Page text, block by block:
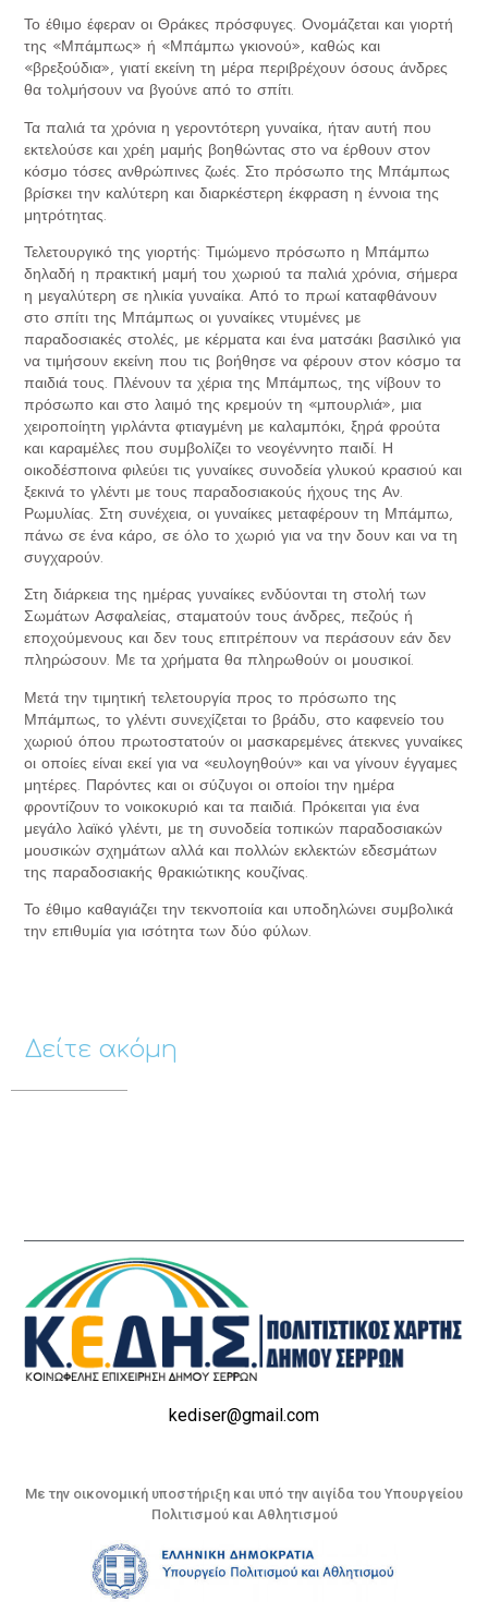
Το έθιμο έφεραν οι Θράκες πρόσφυγες. Ονομάζεται και γιορτή
της «Μπάμπως» ή «Μπάμπω γκιονού», καθώς και
«βρεξούδια», γιατί εκείνη τη μέρα περιβρέχουν όσους άνδρες
θα τολμήσουν να βγούνε από το σπίτι.
Τα παλιά τα χρόνια η γεροντότερη γυναίκα, ήταν αυτή που
εκτελούσε και χρέη μαμής βοηθώντας στο να έρθουν στον
κόσμο τόσες ανθρώπινες ζωές. Στο πρόσωπο της Μπάμπως
βρίσκει την καλύτερη και διαρκέστερη έκφραση η έννοια της
μητρότητας.
Τελετουργικό της γιορτής: Τιμώμενο πρόσωπο η Μπάμπω
δηλαδή η πρακτική μαμή του χωριού τα παλιά χρόνια, σήμερα
η μεγαλύτερη σε ηλικία γυναίκα. Από το πρωί καταφθάνουν
στο σπίτι της Μπάμπως οι γυναίκες ντυμένες με
παραδοσιακές στολές, με κέρματα και ένα ματσάκι βασιλικό για
να τιμήσουν εκείνη που τις βοήθησε να φέρουν στον κόσμο τα
παιδιά τους. Πλένουν τα χέρια της Μπάμπως, της νίβουν το
πρόσωπο και στο λαιμό της κρεμούν τη «μπουρλιά», μια
χειροποίητη γιρλάντα φτιαγμένη με καλαμπόκι, ξηρά φρούτα
και καραμέλες που συμβολίζει το νεογέννητο παιδί. Η
οικοδέσποινα φιλεύει τις γυναίκες συνοδεία γλυκού κρασιού και
ξεκινά το γλέντι με τους παραδοσιακούς ήχους της Αν.
Ρωμυλίας. Στη συνέχεια, οι γυναίκες μεταφέρουν τη Μπάμπω,
πάνω σε ένα κάρο, σε όλο το χωριό για να την δουν και να τη
συγχαρούν.
Στη διάρκεια της ημέρας γυναίκες ενδύονται τη στολή των
Σωμάτων Ασφαλείας, σταματούν τους άνδρες, πεζούς ή
εποχούμενους και δεν τους επιτρέπουν να περάσουν εάν δεν
πληρώσουν. Με τα χρήματα θα πληρωθούν οι μουσικοί.
Μετά την τιμητική τελετουργία προς το πρόσωπο της
Μπάμπως, το γλέντι συνεχίζεται το βράδυ, στο καφενείο του
χωριού όπου πρωτοστατούν οι μασκαρεμένες άτεκνες γυναίκες
οι οποίες είναι εκεί για να «ευλογηθούν» και να γίνουν έγγαμες
μητέρες. Παρόντες και οι σύζυγοι οι οποίοι την ημέρα
φροντίζουν το νοικοκυριό και τα παιδιά. Πρόκειται για ένα
μεγάλο λαϊκό γλέντι, με τη συνοδεία τοπικών παραδοσιακών
μουσικών σχημάτων αλλά και πολλών εκλεκτών εδεσμάτων
της παραδοσιακής θρακιώτικης κουζίνας.
Το έθιμο καθαγιάζει την τεκνοποιία και υποδηλώνει συμβολικά
την επιθυμία για ισότητα των δύο φύλων.
Δείτε ακόμη
kediser@gmail.com
Με την οικονομική υποστήριξη και υπό την αιγίδα του Υπουργείου
Πολιτισμού και Αθλητισμού